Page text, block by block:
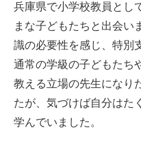
兵庫県で小学校教員とし
まな子どもたちと出会い
識の必要性を感じ、特別
通常の学級の子どもたち
教える立場の先生になり
たが、気づけば自分はた
学んでいました。